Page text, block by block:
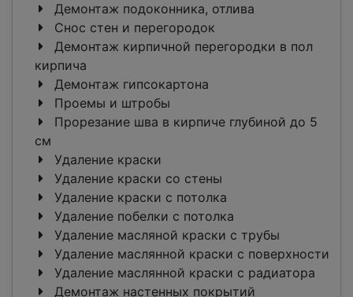
Демонтаж подоконника, отлива
Снос стен и перегородок
Демонтаж кирпичной перегородки в пол
кирпича
Демонтаж гипсокартона
Проемы и штробы
Прорезание шва в кирпиче глубиной до 5
см
Удаление краски
Удаление краски со стены
Удаление краски с потолка
Удаление побелки с потолка
Удаление масляной краски с трубы
Удаление маслянной краски с поверхности
Удаление маслянной краски с радиатора
Демонтаж настенных покрытий